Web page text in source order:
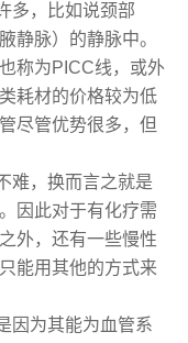
多，比如说颈部
静脉）的静脉中。
称为PICC线，或外
耗材的价格较为低
尽管优势很多，但
难，换而言之就是
因此对于有化疗需
外，还有一些慢性
能用其他的方式来
因为其能为血管系